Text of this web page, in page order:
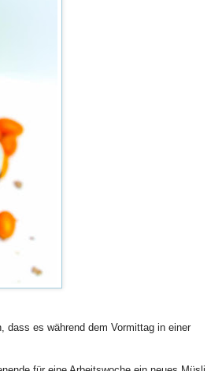
dass es während dem Vormittag in einer